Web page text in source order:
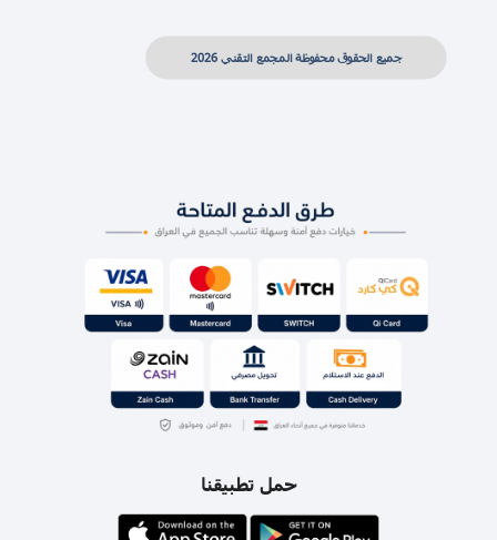
جميع الحقوق محفوظة المجمع التقني 2026
حمل تطبيقنا